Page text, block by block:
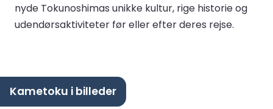
nyde Tokunoshimas unikke kultur, rige historie og
udendørsaktiviteter før eller efter deres rejse.
Kametoku i billeder